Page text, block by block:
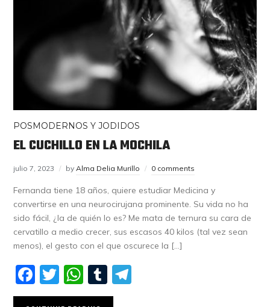
POSMODERNOS Y JODIDOS
EL CUCHILLO EN LA MOCHILA
julio 7, 2023 byAlma Delia Murillo 0 comments
Fernanda tiene 18 años, quiere estudiar Medicina y
convertirse en una neurocirujana prominente. Su vida no ha
sido fácil, ¿la de quién lo es? Me mata de ternura su cara de
cervatillo a medio crecer, sus escasos 40 kilos (tal vez sean
menos), el gesto con el que oscurece la […]
Facebook
Twitter
WhatsApp
Tumblr